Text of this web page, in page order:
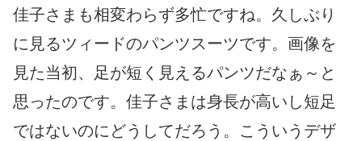
佳子さまも相変わらず多忙ですね。久しぶり
に見るツィードのパンツスーツです。画像を
見た当初、足が短く見えるパンツだなぁ～と
思ったのです。佳子さまは身長が高いし短足
ではないのにどうしてだろう。こういうデザ